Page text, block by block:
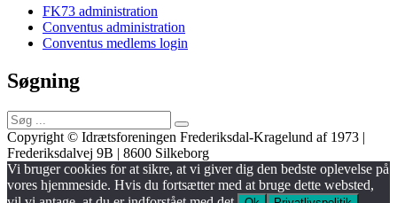
FK73 administration
Conventus administration
Conventus medlems login
Søgning
Søg
efter:
Copyright © Idrætsforeningen Frederiksdal-Kragelund af 1973 |
Frederiksdalvej 9B | 8600 Silkeborg
Vi bruger cookies for at sikre, at vi giver dig den bedste oplevelse på
vores hjemmeside. Hvis du fortsætter med at bruge dette websted,